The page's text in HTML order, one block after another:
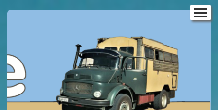
Ausbau VW T5/T6
Ausbau VW T4
Ausbau VW T3